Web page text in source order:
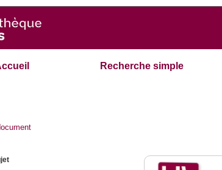
Recherche simple